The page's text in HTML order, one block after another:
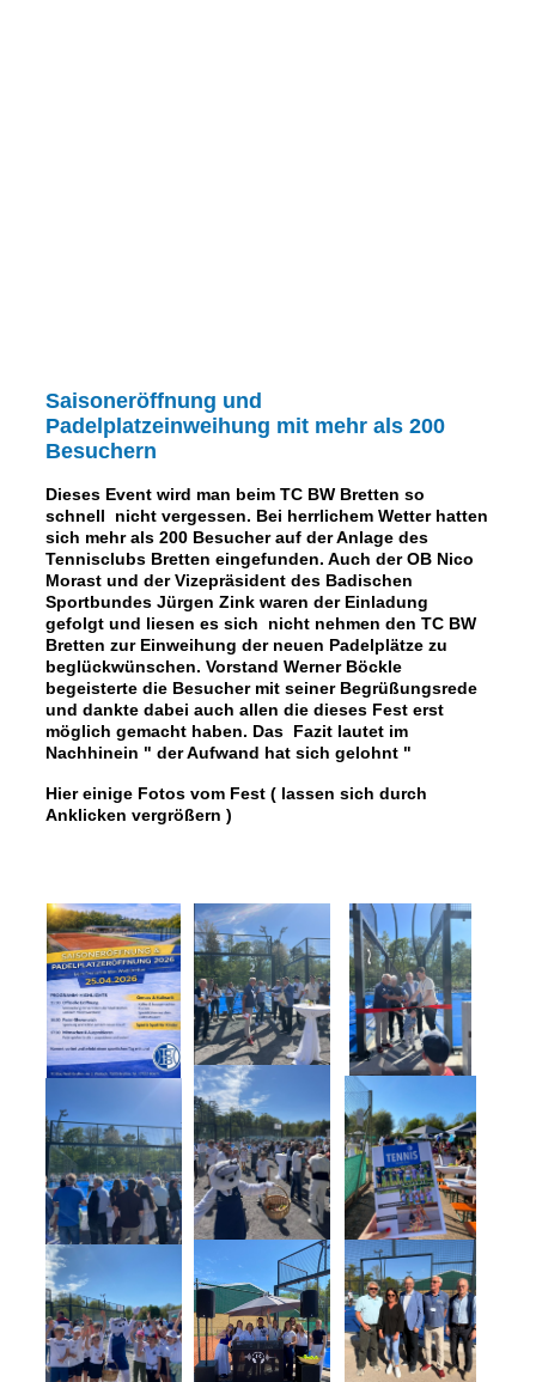
Saisoneröffnung und
Padelplatzeinweihung mit mehr als 200
Besuchern
Dieses Event wird man beim TC BW Bretten so
schnell nicht vergessen. Bei herrlichem Wetter hatten
sich mehr als 200 Besucher auf der Anlage des
Tennisclubs Bretten eingefunden. Auch der OB Nico
Morast und der Vizepräsident des Badischen
Sportbundes Jürgen Zink waren der Einladung
gefolgt und liesen es sich nicht nehmen den TC BW
Bretten zur Einweihung der neuen Padelplätze zu
beglückwünschen. Vorstand Werner Böckle
begeisterte die Besucher mit seiner Begrüßungsrede
und dankte dabei auch allen die dieses Fest erst
möglich gemacht haben. Das Fazit lautet im
Nachhinein " der Aufwand hat sich gelohnt "
Hier einige Fotos vom Fest ( lassen sich durch
Anklicken vergrößern )